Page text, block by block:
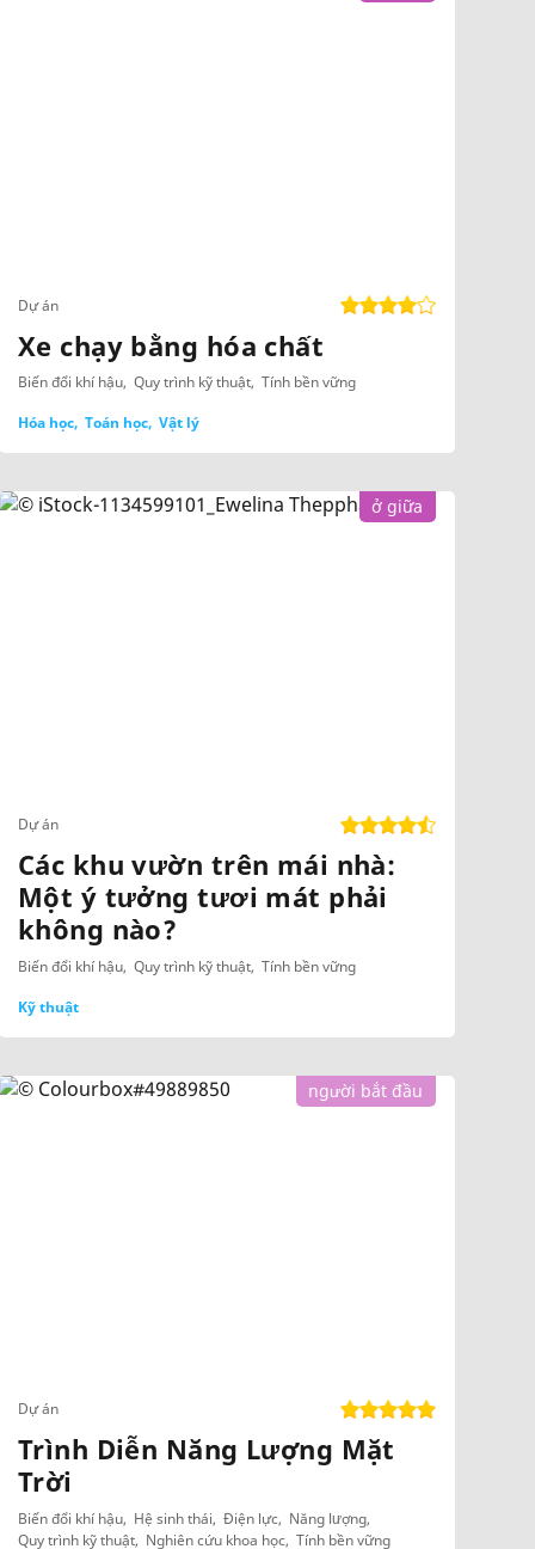
Dự án
Xe chạy bằng hóa chất
Biến đổi khí hậu Quy trình kỹ thuật Tính bền vững
Hóa học Toán học Vật lý
ở giữa
Dự án
Các khu vườn trên mái nhà:
Một ý tưởng tươi mát phải
không nào?
Biến đổi khí hậu Quy trình kỹ thuật Tính bền vững
Kỹ thuật
người bắt đầu
Dự án
Trình Diễn Năng Lượng Mặt
Trời
Biến đổi khí hậu Hệ sinh thái Điện lực Năng lượng
Quy trình kỹ thuật Nghiên cứu khoa học Tính bền vững